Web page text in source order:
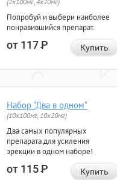
Попробуй и выбери наиболее
понравившийся препарат.
от 117Р Купить
Набор "Два в одном"
(10x100мг, 10x20мг)
Два самых популярных
препарата для усиления
эрекции в одном наборе!
от 115Р Купить